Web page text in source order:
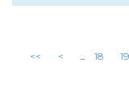
<< < ... 18 19